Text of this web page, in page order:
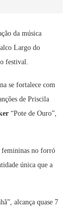
da música
Largo do
festival.
se fortalece com
de Priscila
“Pote de Ouro”,
femininas no forró
única que a
alcança quase 7